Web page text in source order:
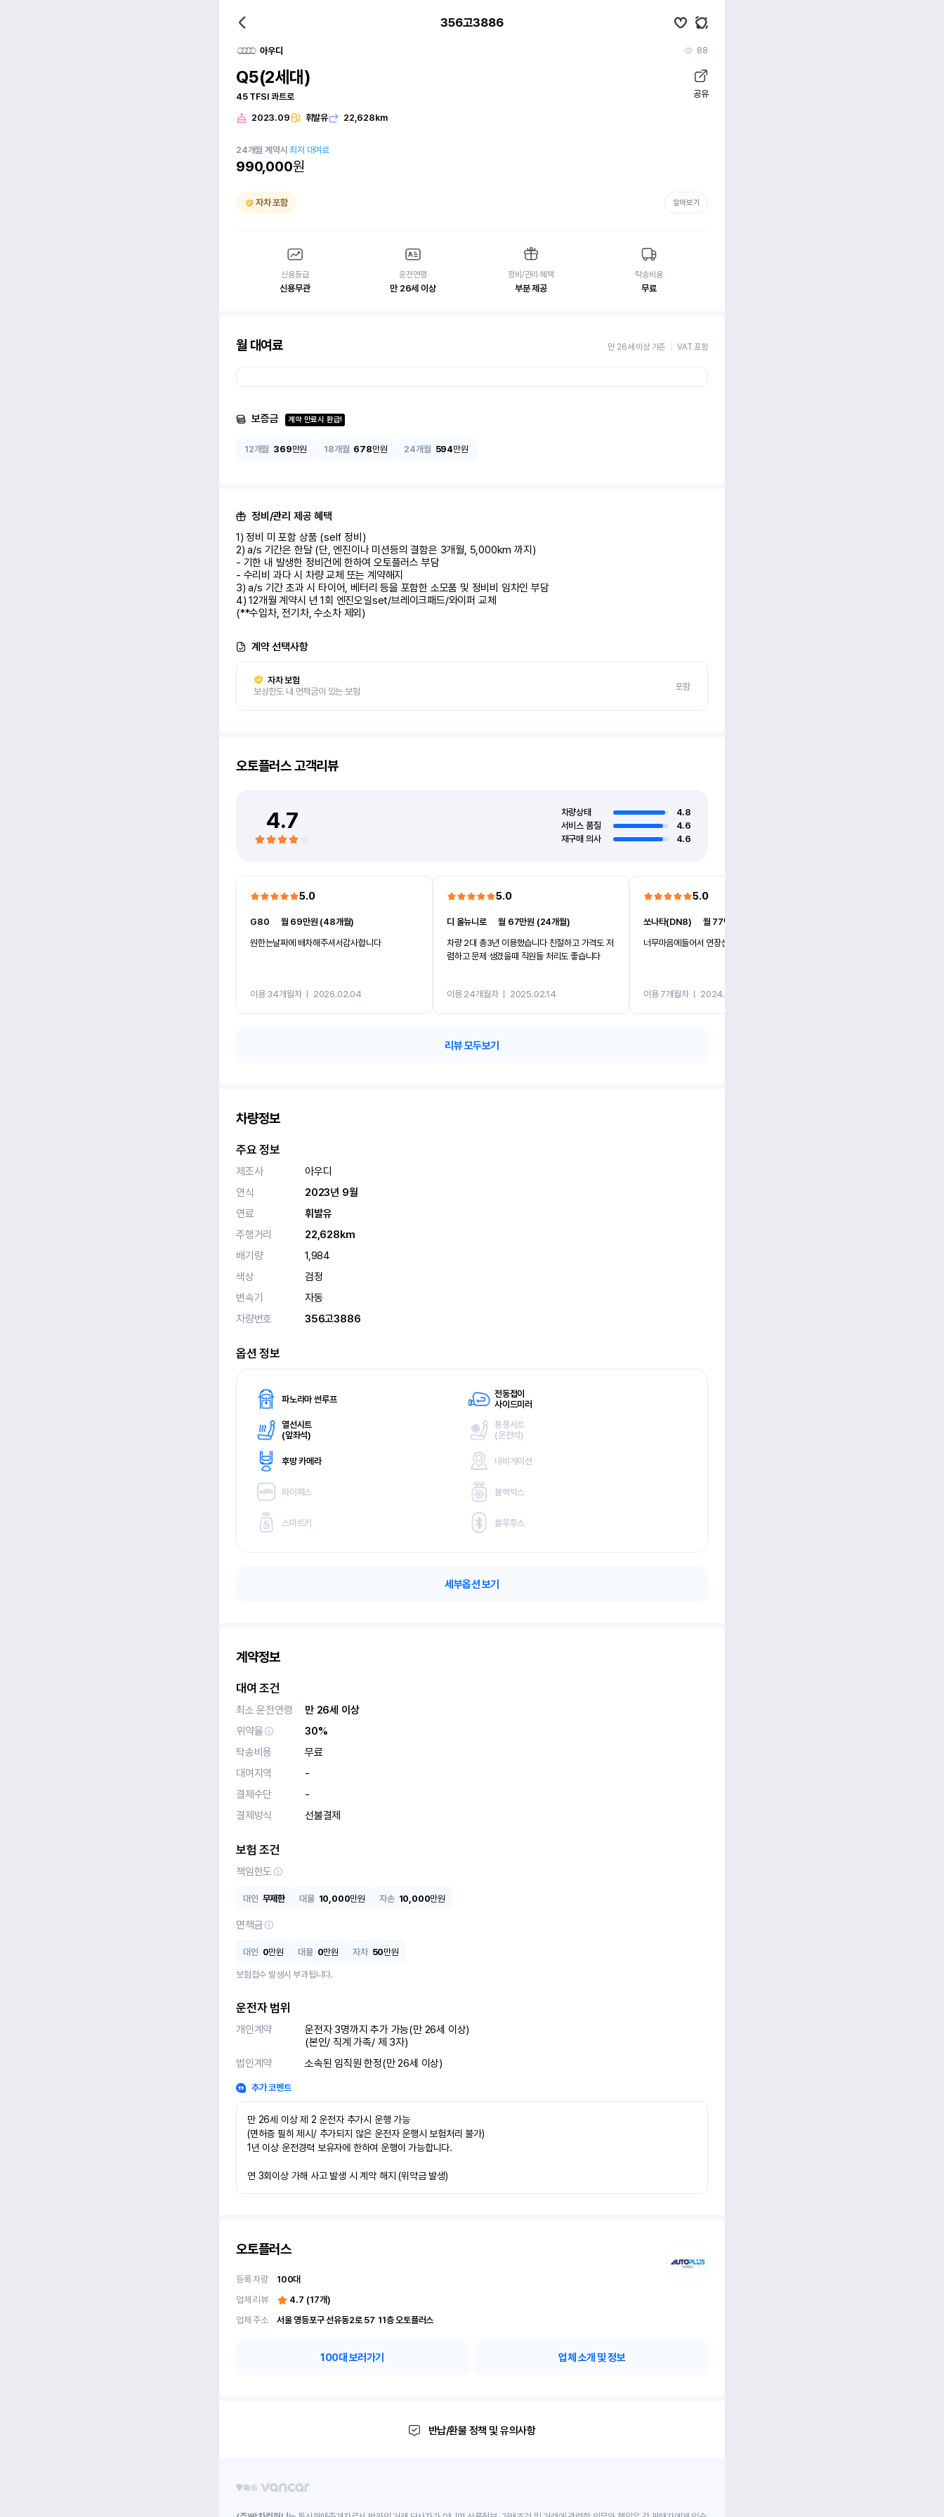
356고3886
아우디 88
Q5(2세대)
45 TFSI 콰트로 공유
2023.09 휘발유 22,628km
24개월 계약시최저 대여료
990,000원
자차 포함 알아보기
신용등급
신용무관
운전연령
만 26세 이상
정비/관리 혜택
부분 제공
탁송비용
무료
월 대여료 만 26세 이상 기준 VAT 포함
보증금 계약 만료시 환급!
12개월 369만원 18개월 678만원 24개월 594만원
정비/관리 제공 혜택
1) 정비 미 포함 상품 (self 정비)
2) a/s 기간은 한달 (단, 엔진이나 미션등의 결함은 3개월, 5,000km 까지)
- 기한 내 발생한 정비건에 한하여 오토플러스 부담
- 수리비 과다 시 차량 교체 또는 계약해지
3) a/s 기간 초과 시 타이어, 베터리 등을 포함한 소모품 및 정비비 임차인 부담
4) 12개월 계약시 년 1회 엔진오일set/브레이크패드/와이퍼 교체
(**수입차, 전기차, 수소차 제외)
계약 선택사항
자차 보험
보상한도 내 면책금이 있는 보험
포함
오토플러스고객리뷰
4.7 차량상태
4.8
서비스 품질
4.6
재구매 의사
4.6
5.0
G80
월 69만원 (48개월)
원한는날짜에 배차해주셔서감사합니다
이용 34개월차ㅣ 2026.02.04
5.0
디 올뉴니로ㅣ월 67만원 (24개월)
차량 2대 총3년 이용했습니다 친절하고 가격도 저
렴하고 문제 생겼을때 직원들 처리도 좋습니다
이용 24개월차ㅣ 2025.02.14
5.0
쏘나타(DN8)
월 77만원 (6개월)
너무마음에들어서 연장신청했어요
이용 7개월차ㅣ 2024.05.08
리뷰 모두보기
차량정보
주요 정보
제조사
아우디
연식
2023년 9월
연료
휘발유
주행거리
22,628km
배기량
1,984
색상
검정
변속기
자동
차량번호
356고3886
옵션 정보
파노라마 썬루프
전동접이
사이드미러
열선시트
(앞좌석)
통풍시트
(운전석)
후방 카메라 내비게이션
하이패스 블랙박스
스마트키 블루투스
세부옵션 보기
계약정보
대여 조건
최소 운전연령
만 26세 이상
위약율
30%
탁송비용
무료
대여지역
-
결제수단
-
결제방식
선불결제
보험 조건
책임한도
대인 무제한 대물 10,000만원 자손 10,000만원
면책금
대인 0만원 대물 0만원 자차 50만원
보험접수 발생시 부과됩니다.
운전자 범위
개인계약
운전자 3명까지 추가 가능(만 26세 이상)
(본인/ 직계 가족/ 제 3자)
법인계약
소속된 임직원 한정(만 26세 이상)
추가 코멘트
만 26세 이상 제 2 운전자 추가시 운행 가능
(면허증 필히 제시/ 추가되지 않은 운전자 운행시 보험처리 불가)
1년 이상 운전경력 보유자에 한하여 운행이 가능합니다.
연 3회이상 가해 사고 발생 시 계약 해지 (위약금 발생)
오토플러스
등록 차량 100대
업체 리뷰
4.7 (17개)
업체 주소
서울 영등포구 선유동2로 57	11층 오토플러스
100대 보러가기 업체 소개 및 정보
반납/환불 정책 및 유의사항